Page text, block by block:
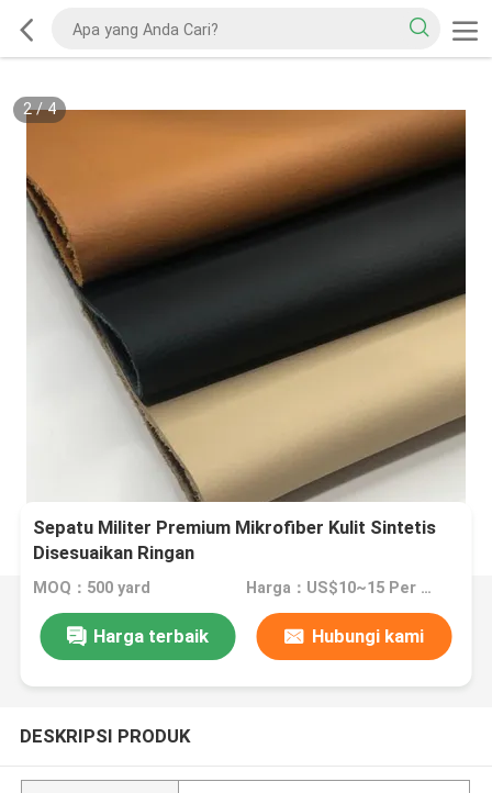
2/4
Sepatu Militer Premium Mikrofiber Kulit Sintetis
Disesuaikan Ringan
MOQ：500 yard Harga：US$10~15 Per Yard
Harga terbaik Hubungi kami
DESKRIPSI PRODUK